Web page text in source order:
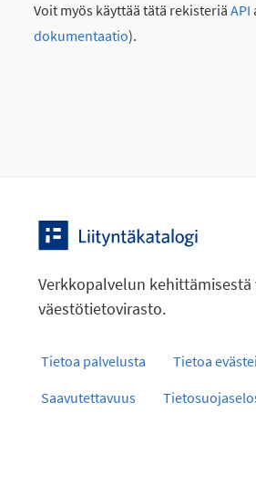
Voit myös käyttää tätä rekisteriä API
dokumentaatio).
Verkkopalvelun kehittämisestä
väestötietovirasto.
Tietoa palvelusta
Tietoa
Saavutettavuus